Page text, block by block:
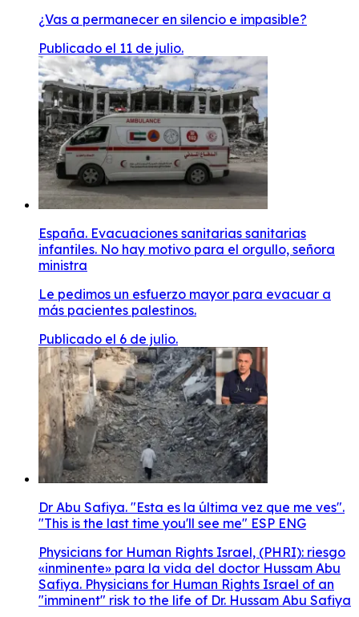
¿Vas a permanecer en silencio e impasible?
Publicado el 11 de julio.
España. Evacuaciones sanitarias sanitarias
infantiles. No hay motivo para el orgullo, señora
ministra
Le pedimos un esfuerzo mayor para evacuar a
más pacientes palestinos.
Publicado el 6 de julio.
Dr Abu Safiya. "Esta es la última vez que me ves".
"This is the last time you'll see me" ESP ENG
Physicians for Human Rights Israel, (PHRI): riesgo
«inminente» para la vida del doctor Hussam Abu
Safiya. Physicians for Human Rights Israel of an
"imminent" risk to the life of Dr. Hussam Abu Safiya